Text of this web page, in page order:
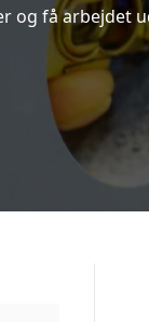
og få arbejdet